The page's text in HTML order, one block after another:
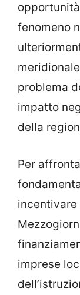
fenomeno
problema
impatto
della
Per
imprese